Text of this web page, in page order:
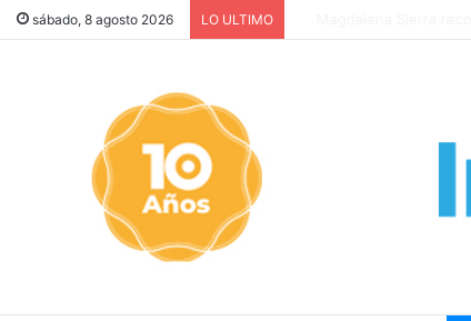
sábado, 8 agosto 2026 LO ULTIMO